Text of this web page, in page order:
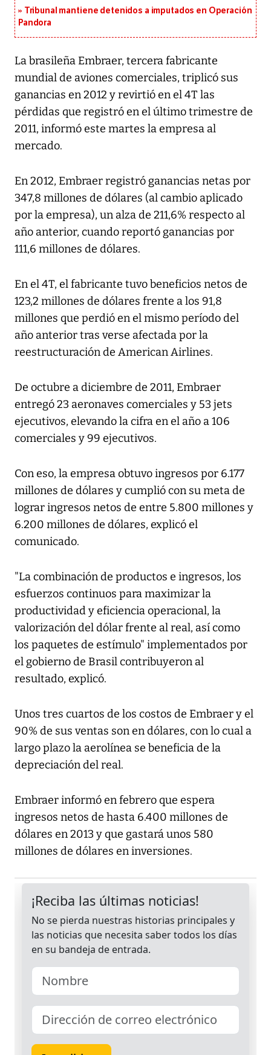
Tribunal mantiene detenidos a imputados en Operación
Pandora
La brasileña Embraer, tercera fabricante
mundial de aviones comerciales, triplicó sus
ganancias en 2012 y revirtió en el 4T las
pérdidas que registró en el último trimestre de
2011, informó este martes la empresa al
mercado.
En 2012, Embraer registró ganancias netas por
347,8 millones de dólares (al cambio aplicado
por la empresa), un alza de 211,6% respecto al
año anterior, cuando reportó ganancias por
111,6 millones de dólares.
En el 4T, el fabricante tuvo beneficios netos de
123,2 millones de dólares frente a los 91,8
millones que perdió en el mismo período del
año anterior tras verse afectada por la
reestructuración de American Airlines.
De octubre a diciembre de 2011, Embraer
entregó 23 aeronaves comerciales y 53 jets
ejecutivos, elevando la cifra en el año a 106
comerciales y 99 ejecutivos.
Con eso, la empresa obtuvo ingresos por 6.177
millones de dólares y cumplió con su meta de
lograr ingresos netos de entre 5.800 millones y
6.200 millones de dólares, explicó el
comunicado.
"La combinación de productos e ingresos, los
esfuerzos continuos para maximizar la
productividad y eficiencia operacional, la
valorización del dólar frente al real, así como
los paquetes de estímulo" implementados por
el gobierno de Brasil contribuyeron al
resultado, explicó.
Unos tres cuartos de los costos de Embraer y el
90% de sus ventas son en dólares, con lo cual a
largo plazo la aerolínea se beneficia de la
depreciación del real.
Embraer informó en febrero que espera
ingresos netos de hasta 6.400 millones de
dólares en 2013 y que gastará unos 580
millones de dólares en inversiones.